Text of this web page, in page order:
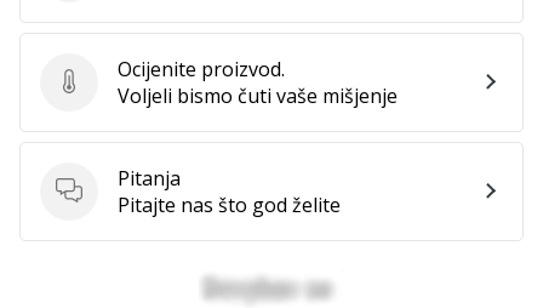
Ocijenite proizvod.
Ocijenite proizvod.
Voljeli bismo čuti vaše mišjenje
Pitanja
Pitanja
Pitajte nas što god želite